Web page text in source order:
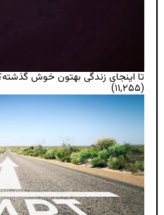
تا اینجای زندگی بهتون خوش
(۱۱,۲۵۵)